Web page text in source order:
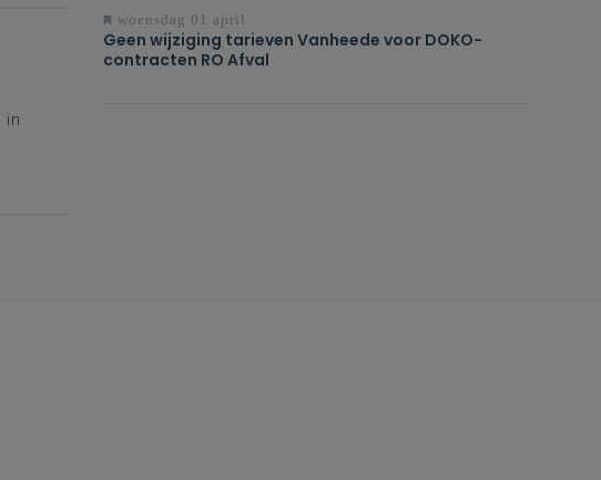
in
woensdag 01 april
Geen wijziging tarieven Vanheede voor DOKO-
contracten RO Afval